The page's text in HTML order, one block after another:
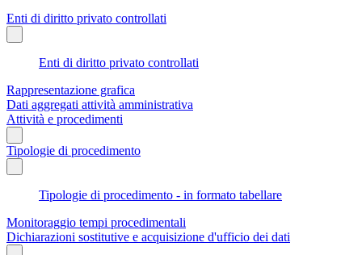
Enti di diritto privato controllati
Enti di diritto privato controllati
Rappresentazione grafica
Dati aggregati attività amministrativa
Attività e procedimenti
Tipologie di procedimento
Tipologie di procedimento - in formato tabellare
Monitoraggio tempi procedimentali
Dichiarazioni sostitutive e acquisizione d'ufficio dei dati